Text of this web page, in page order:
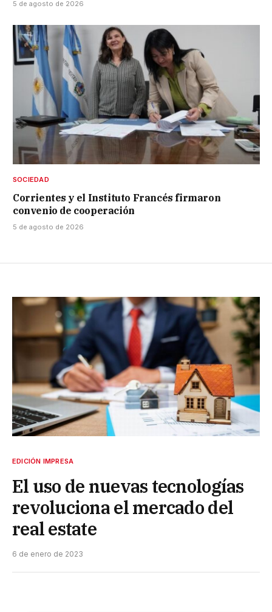
5 de agosto de 2026
SOCIEDAD
Corrientes y el Instituto Francés firmaron
convenio de cooperación
5 de agosto de 2026
EDICIÓN IMPRESA
El uso de nuevas tecnologías
revoluciona el mercado del
real estate
6 de enero de 2023